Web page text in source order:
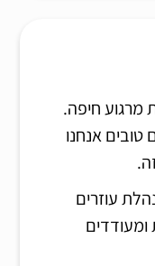
מרגוע חיפה.
אנחנו
עוזרים